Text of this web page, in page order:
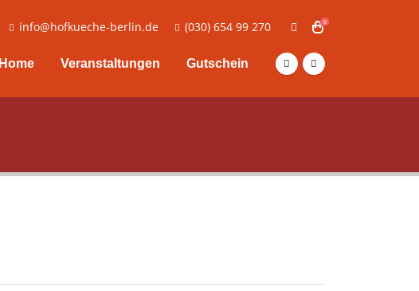
info@hofkueche-berlin.de (030) 654 99 270 0
Home Veranstaltungen Gutschein